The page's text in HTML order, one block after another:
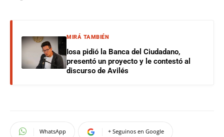
MIRÁ TAMBIÉN
Iosa pidió la Banca del Ciudadano,
presentó un proyecto y le contestó al
discurso de Avilés
WhatsApp + Seguinos en Google